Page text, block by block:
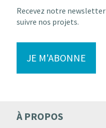
Recevez notre newsletter
suivre nos projets.
JE M'ABONNE
À PROPOS